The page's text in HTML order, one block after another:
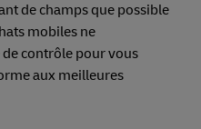
de champs que possible
mobiles ne
contrôle pour vous
aux meilleures